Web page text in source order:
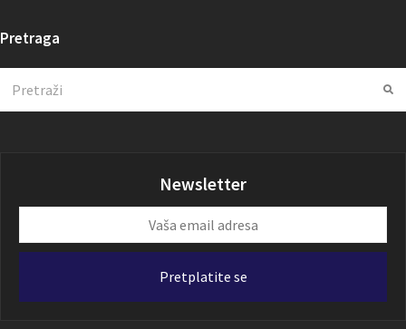
Pretraga
Newsletter
email
Pretplatite se